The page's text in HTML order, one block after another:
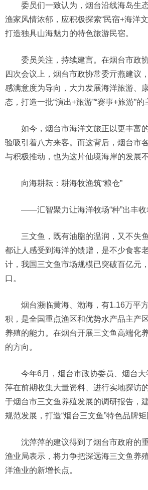
委员们一致认为，烟台沿线海岛生
渔家风情浓郁，应积极探索“民宿+海洋
打造独具山海魅力的特色旅游民宿。
委员关注，持续建言。在烟台市政
四次会议上，烟台市政协常委亓燕建议
感满意度为导向，大力发展海洋旅游、
态，打造一批“演出+旅游”“赛事+旅游”的
如今，烟台市海洋文旅正以更丰富
验吸引着八方来客。而这背后，烟台市
与积极推动，也为这片仙境海岸的发展
向海耕耘：耕海牧渔筑“粮仓”
——汇智聚力让海洋牧场“种”出丰收
三文鱼，既有油脂的温润，又不失
都让人感受到海洋的馈赠，是不少食客
计，我国三文鱼市场规模已突破百亿元
口。
烟台濒临黄海、渤海，有1.16万平
积，是全国重点渔区和优势水产品主产
养殖的能力。在烟台开展三文鱼高端化
的方向。
今年6月，烟台市政协委员、烟台
萍在前期收集大量资料、进行实地探访
于烟台市三文鱼养殖发展的调研报告，
规范发展，打造“烟台三文鱼”特色品牌矩
沈萍萍的建议得到了烟台市政府的
渔业局表示，将力争把深远海三文鱼养
洋渔业的新增长点。